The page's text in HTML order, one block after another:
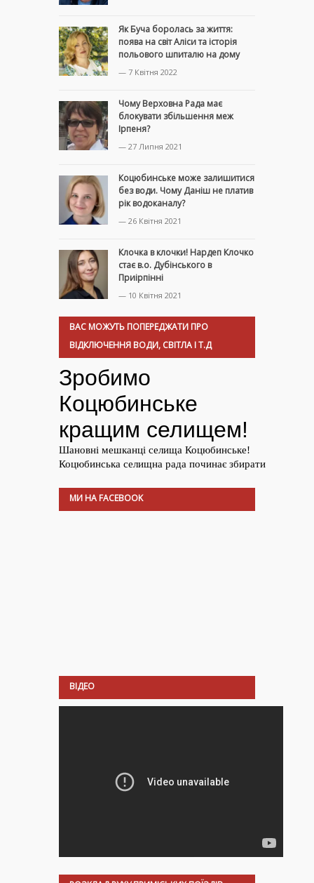
Як Буча боролась за життя:
поява на світ Аліси та історія
польового шпиталю на дому
— 7 Квітня 2022
Чому Верховна Рада має
блокувати збільшення меж
Ірпеня?
— 27 Липня 2021
Коцюбинське може залишитися
без води. Чому Даніш не платив
рік водоканалу?
— 26 Квітня 2021
Клочка в клочки! Нардеп Клочко
стає в.о. Дубінського в
Приірпінні
— 10 Квітня 2021
ВАС МОЖУТЬ ПОПЕРЕДЖАТИ ПРО
ВІДКЛЮЧЕННЯ ВОДИ, СВІТЛА І Т.Д
МИ НА FACEBOOK
ВІДЕО